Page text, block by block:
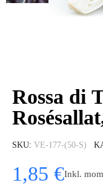
Rossa di
SKU VE-177-(50-S)
1,85 €Inkl.